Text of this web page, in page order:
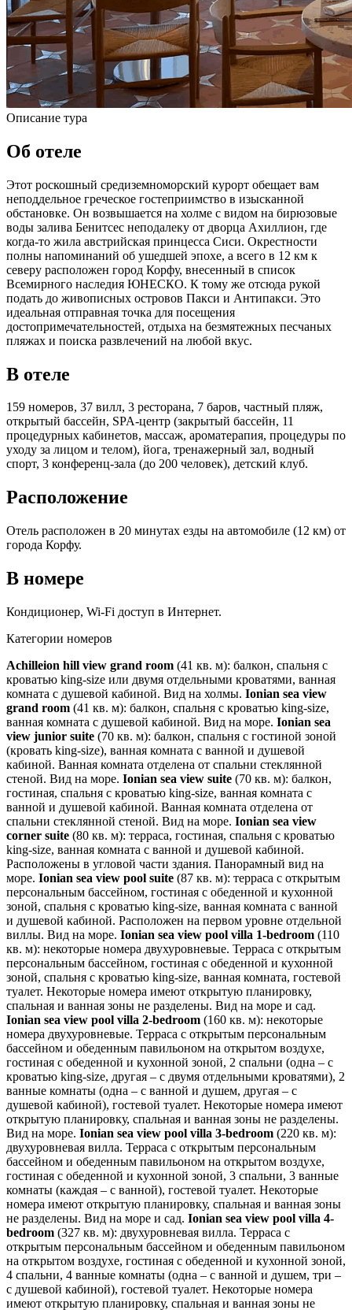
Описание тура
Об отеле
Этот роскошный средиземноморский курорт обещает вам
неподдельное греческое гостеприимство в изысканной
обстановке. Он возвышается на холме с видом на бирюзовые
воды залива Бенитсес неподалеку от дворца Ахиллион, где
когда-то жила австрийская принцесса Сиси. Окрестности
полны напоминаний об ушедшей эпохе, а всего в 12 км к
северу расположен город Корфу, внесенный в список
Всемирного наследия ЮНЕСКО. К тому же отсюда рукой
подать до живописных островов Пакси и Антипакси. Это
идеальная отправная точка для посещения
достопримечательностей, отдыха на безмятежных песчаных
пляжах и поиска развлечений на любой вкус.
В отеле
159 номеров, 37 вилл, 3 ресторана, 7 баров, частный пляж,
открытый бассейн, SPA-центр (закрытый бассейн, 11
процедурных кабинетов, массаж, ароматерапия, процедуры по
уходу за лицом и телом), йога, тренажерный зал, водный
спорт, 3 конференц-зала (до 200 человек), детский клуб.
Расположение
Отель расположен в 20 минутах езды на автомобиле (12 км) от
города Корфу.
В номере
Кондиционер, Wi-Fi доступ в Интернет.
Категории номеров
Achilleion hill view grand room (41 кв. м): балкон, спальня с
кроватью king-size или двумя отдельными кроватями, ванная
комната с душевой кабиной. Вид на холмы. Ionian sea view
grand room (41 кв. м): балкон, спальня с кроватью king-size,
ванная комната с душевой кабиной. Вид на море. Ionian sea
view junior suite (70 кв. м): балкон, спальня с гостиной зоной
(кровать king-size), ванная комната с ванной и душевой
кабиной. Ванная комната отделена от спальни стеклянной
стеной. Вид на море. Ionian sea view suite (70 кв. м): балкон,
гостиная, спальня с кроватью king-size, ванная комната с
ванной и душевой кабиной. Ванная комната отделена от
спальни стеклянной стеной. Вид на море. Ionian sea view
corner suite (80 кв. м): терраса, гостиная, спальня с кроватью
king-size, ванная комната с ванной и душевой кабиной.
Расположены в угловой части здания. Панорамный вид на
море. Ionian sea view pool suite (87 кв. м): терраса с открытым
персональным бассейном, гостиная с обеденной и кухонной
зоной, спальня с кроватью king-size, ванная комната с ванной
и душевой кабиной. Расположен на первом уровне отдельной
виллы. Вид на море. Ionian sea view pool villa 1-bedroom (110
кв. м): некоторые номера двухуровневые. Терраса с открытым
персональным бассейном, гостиная с обеденной и кухонной
зоной, спальня с кроватью king-size, ванная комната, гостевой
туалет. Некоторые номера имеют открытую планировку,
спальная и ванная зоны не разделены. Вид на море и сад.
Ionian sea view pool villa 2-bedroom (160 кв. м): некоторые
номера двухуровневые. Терраса с открытым персональным
бассейном и обеденным павильоном на открытом воздухе,
гостиная с обеденной и кухонной зоной, 2 спальни (одна – с
кроватью king-size, другая – с двумя отдельными кроватями), 2
ванные комнаты (одна – с ванной и душем, другая – с
душевой кабиной), гостевой туалет. Некоторые номера имеют
открытую планировку, спальная и ванная зоны не разделены.
Вид на море. Ionian sea view pool villa 3-bedroom (220 кв. м):
двухуровневая вилла. Терраса с открытым персональным
бассейном и обеденным павильоном на открытом воздухе,
гостиная с обеденной и кухонной зоной, 3 спальни, 3 ванные
комнаты (каждая – с ванной), гостевой туалет. Некоторые
номера имеют открытую планировку, спальная и ванная зоны
не разделены. Вид на море и сад. Ionian sea view pool villa 4-
bedroom (327 кв. м): двухуровневая вилла. Терраса с
открытым персональным бассейном и обеденным павильоном
на открытом воздухе, гостиная с обеденной и кухонной зоной,
4 спальни, 4 ванные комнаты (одна – с ванной и душем, три –
с душевой кабиной), гостевой туалет. Некоторые номера
имеют открытую планировку, спальная и ванная зоны не